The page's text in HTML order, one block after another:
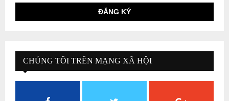
CHÚNG TÔI TRÊN MẠNG XÃ HỘI